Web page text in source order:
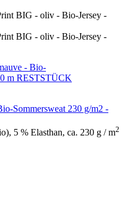
Sommersweat 230 g/m2 -
5 % Elasthan, ca. 230 g / m2